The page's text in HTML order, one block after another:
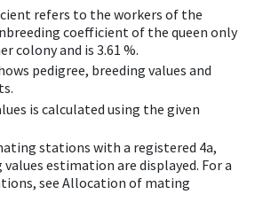
refers to the workers of the
coefficient of the queen only
colony and is 3.61 %.
pedigree, breeding values and
is calculated using the given
stations with a registered 4a,
estimation are displayed. For a
see Allocation of mating